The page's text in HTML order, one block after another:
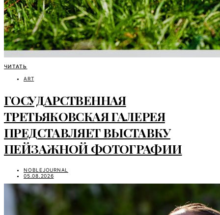
ЧИТАТЬ
ART
ГОСУДАРСТВЕННАЯ
ТРЕТЬЯКОВСКАЯ ГАЛЕРЕЯ
ПРЕДСТАВЛЯЕТ ВЫСТАВКУ
ПЕЙЗАЖНОЙ ФОТОГРАФИИ
NOBLEJOURNAL
05.08.2026